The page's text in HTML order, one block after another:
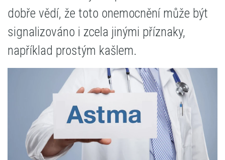
dobře vědí, že toto onemocnění může být
signalizováno i zcela jinými příznaky,
například prostým kašlem.